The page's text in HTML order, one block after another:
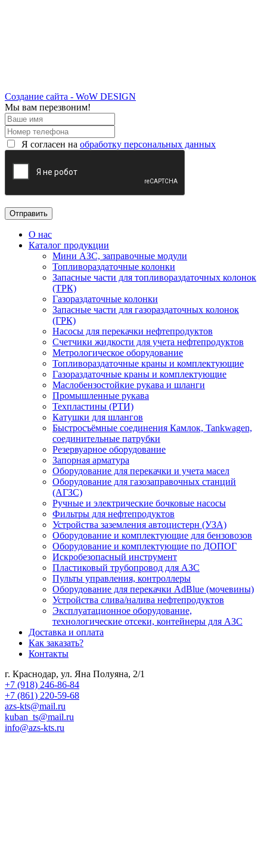
Создание сайта - WoW DESIGN
Мы вам перезвоним!
Я согласен на обработку персональных данных
О нас
Каталог продукции
Мини АЗС, заправочные модули
Топливораздаточные колонки
Запасные части для топливораздаточных колонок
(ТРК)
Газораздаточные колонки
Запасные части для газораздаточных колонок
(ГРК)
Насосы для перекачки нефтепродуктов
Счетчики жидкости для учета нефтепродуктов
Метрологическое оборудование
Топливораздаточные краны и комплектующие
Газораздаточные краны и комплектующие
Маслобензостойкие рукава и шланги
Промышленные рукава
Техпластины (РТИ)
Катушки для шлангов
Быстросъёмные соединения Камлок, Tankwagen,
соединительные патрубки
Резервуарное оборудование
Запорная арматура
Оборудование для перекачки и учета масел
Оборудование для газозаправочных станций
(АГЗС)
Ручные и электрические бочковые насосы
Фильтры для нефтепродуктов
Устройства заземления автоцистерн (УЗА)
Оборудование и комплектующие для бензовозов
Оборудование и комплектующие по ДОПОГ
Искробезопасный инструмент
Пластиковый трубопровод для АЗС
Пульты управления, контроллеры
Оборудование для перекачки AdBlue (мочевины)
Устройства слива/налива нефтепродуктов
Эксплуатационное оборудование,
технологические отсеки, контейнеры для АЗС
Доставка и оплата
Как заказать?
Контакты
г. Краснодар, ул. Яна Полуяна, 2/1
+7 (918) 246-86-84
+7 (861) 220-59-68
azs-kts@mail.ru
kuban_ts@mail.ru
info@azs-kts.ru